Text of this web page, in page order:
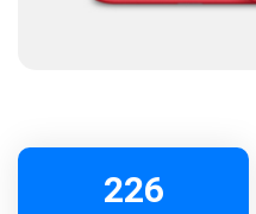
226